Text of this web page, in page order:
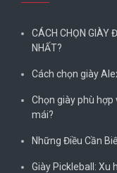
CÁCH CHỌN GIÀY
NHẤT?
Cách chọn giày
Chọn giày phù
mái?
Những Điều Cần
Giày Pickleball: Xu